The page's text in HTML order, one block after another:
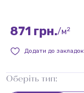
871 грн./м2
Додати до закладок
Оберіть тип: